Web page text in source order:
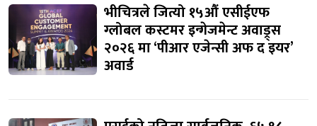
भीचित्रले जित्यो १५औं एसीईएफ
ग्लोबल कस्टमर इन्गेजमेन्ट अवाड्र्स
२०२६ मा ‘पीआर एजेन्सी अफ द इयर’
अवार्ड